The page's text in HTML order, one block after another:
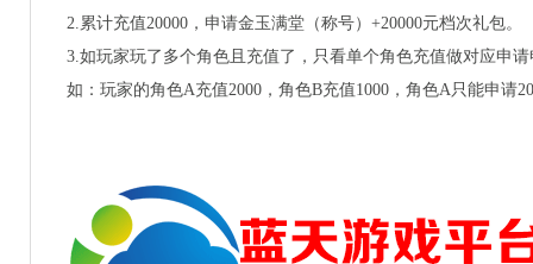
2.累计充值20000，申请金玉满堂（称号）+20000元档次礼包。
3.如玩家玩了多个角色且充值了，只看单个角色充值做对应申
如：玩家的角色A充值2000，角色B充值1000，角色A只能申请